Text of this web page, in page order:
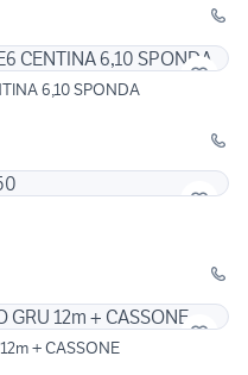
6,10 SPONDA
+ CASSONE